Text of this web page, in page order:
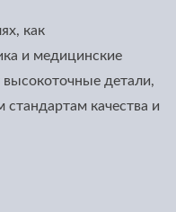
как
и медицинские
высокоточные детали,
стандартам качества и